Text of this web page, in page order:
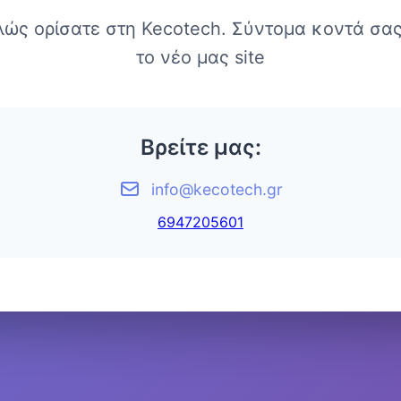
ορίσατε στη Kecotech. Σύντομα κοντά
το νέο μας site
Βρείτε μας:
info@kecotech.gr
6947205601